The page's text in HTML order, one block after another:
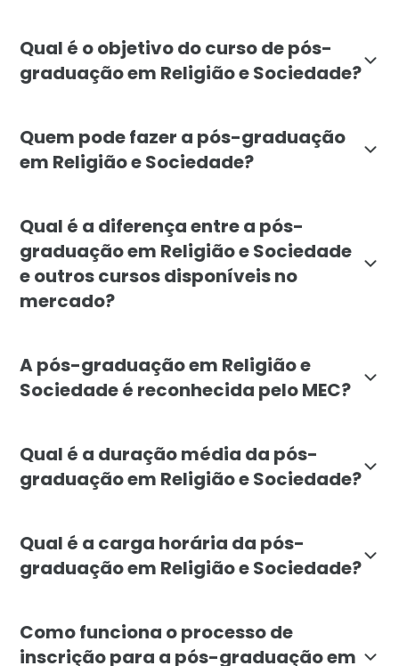
Qual é o objetivo do curso de pós-
graduação em Religião e Sociedade?
Quem pode fazer a pós-graduação
em Religião e Sociedade?
Qual é a diferença entre a pós-
graduação em Religião e Sociedade
e outros cursos disponíveis no
mercado?
A pós-graduação em Religião e
Sociedade é reconhecida pelo MEC?
Qual é a duração média da pós-
graduação em Religião e Sociedade?
Qual é a carga horária da pós-
graduação em Religião e Sociedade?
Como funciona o processo de
inscrição para a pós-graduação em